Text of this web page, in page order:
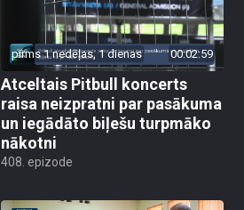
pirms 1 nedēļas, 1 dienas 00:02:59
Atceltais Pitbull koncerts
raisa neizpratni par pasākuma
un iegādāto biļešu turpmāko
nākotni
408. epizode